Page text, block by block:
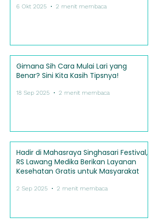
6 Okt 2025 2 menit membaca
Gimana Sih Cara Mulai Lari yang
Benar? Sini Kita Kasih Tipsnya!
18 Sep 2025 2 menit membaca
Hadir di Mahasraya Singhasari Festival,
RS Lawang Medika Berikan Layanan
Kesehatan Gratis untuk Masyarakat
2 Sep 2025 2 menit membaca